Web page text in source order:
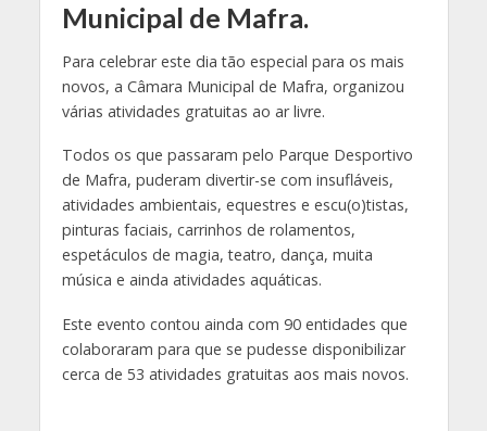
Municipal de Mafra.
Para celebrar este dia tão especial para os mais
novos, a Câmara Municipal de Mafra, organizou
várias atividades gratuitas ao ar livre.
Todos os que passaram pelo Parque Desportivo
de Mafra, puderam divertir-se com insufláveis,
atividades ambientais, equestres e escu(o)tistas,
pinturas faciais, carrinhos de rolamentos,
espetáculos de magia, teatro, dança, muita
música e ainda atividades aquáticas.
Este evento contou ainda com 90 entidades que
colaboraram para que se pudesse disponibilizar
cerca de 53 atividades gratuitas aos mais novos.